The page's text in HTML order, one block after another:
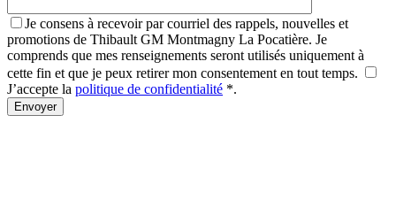
Je consens à recevoir par courriel des rappels, nouvelles et
promotions de Thibault GM Montmagny La Pocatière. Je
comprends que mes renseignements seront utilisés uniquement à
cette fin et que je peux retirer mon consentement en tout temps.
J’accepte la politique de confidentialité *.